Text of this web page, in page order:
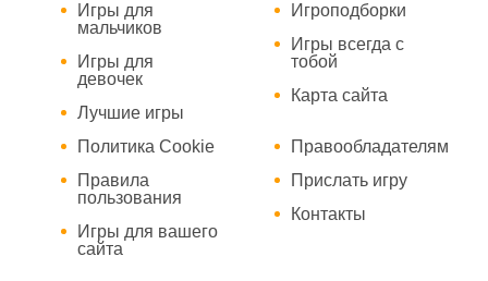
Игры для
мальчиков
Игры для
девочек
Лучшие игры
Игроподборки
Игры всегда с
тобой
Карта сайта
Политика Cookie
Правила
пользования
Игры для вашего
сайта
Правообладателям
Прислать игру
Контакты